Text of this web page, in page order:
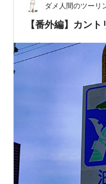
ダメ人間のツーリ
【番外編】カン